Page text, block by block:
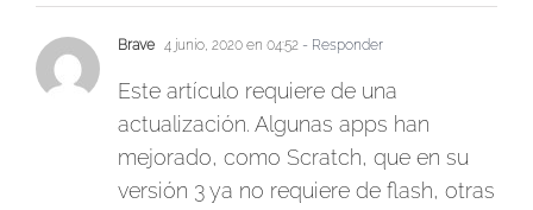
Brave 4 junio, 2020 en 04:52 - Responder
Este artículo requiere de una
actualización. Algunas apps han
mejorado, como Scratch, que en su
versión 3 ya no requiere de flash, otras